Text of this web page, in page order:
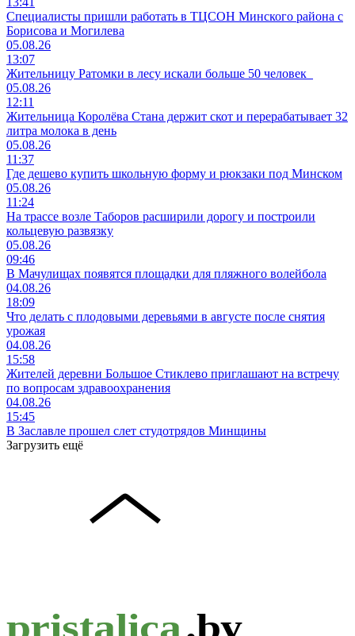
Специалисты пришли работать в ТЦСОН Минского района с
Борисова и Могилева
05.08.26
13:07
Жительницу Ратомки в лесу искали больше 50 человек
05.08.26
12:11
Жительница Королёва Стана держит скот и перерабатывает 32
литра молока в день
05.08.26
11:37
Где дешево купить школьную форму и рюкзаки под Минском
05.08.26
11:24
На трассе возле Таборов расширили дорогу и построили
кольцевую развязку
05.08.26
09:46
В Мачулищах появятся площадки для пляжного волейбола
04.08.26
18:09
Что делать с плодовыми деревьями в августе после снятия
урожая
04.08.26
15:58
Жителей деревни Большое Стиклево приглашают на встречу
по вопросам здравоохранения
04.08.26
15:45
В Заславле прошел слет студотрядов Минщины
Загрузить ещё